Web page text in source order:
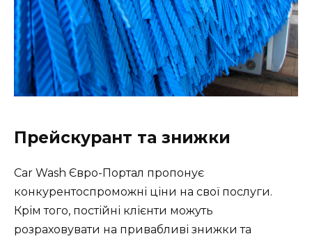
Прейскурант та знижки
Car Wash Євро-Портал пропонує
конкурентоспроможні ціни на свої послуги.
Крім того, постійні клієнти можуть
розраховувати на привабливі знижки та